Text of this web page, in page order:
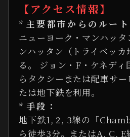
【アクセス情報】
* 主要都市からのルート
ニューヨーク・マンハッ
ンハッタン（トライベッ
る。 ジョン・F・ケネデ
らタクシーまたは配車サ
たは地下鉄を利用。
* 手段：
地下鉄1, 2, 3線の「
ら徒歩3分。またはA, C,